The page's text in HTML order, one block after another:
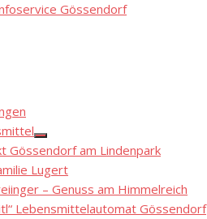
Gössendorf
Show
sub
menu
Gössendorf am Lindenpark
Lugert
– Genuss am Himmelreich
Lebensmittelautomat Gössendorf